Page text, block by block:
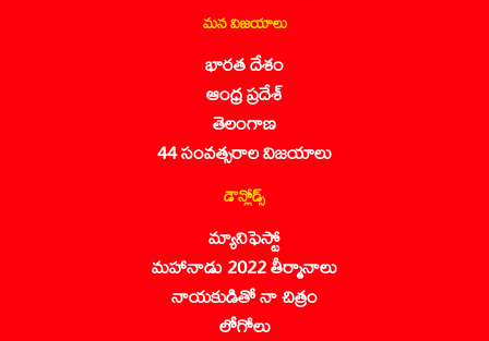
మన విజయాలు
భారత దేశం
ఆంధ్ర ప్రదేశ్
తెలంగాణ
44 సంవత్సరాల విజయాలు
డౌన్లోడ్స్
మ్యానిఫెస్టో
మహానాడు 2022 తీర్మానాలు
నాయకుడితో నా చిత్రం
లోగోలు